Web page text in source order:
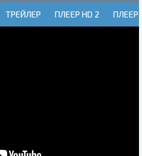
ТРЕЙЛЕР ПЛЕЕР HD 2 ПЛЕЕР